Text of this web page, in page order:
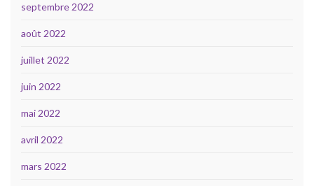
septembre 2022
août 2022
juillet 2022
juin 2022
mai 2022
avril 2022
mars 2022